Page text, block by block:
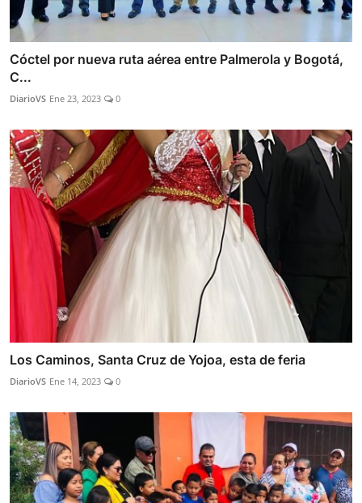
Cóctel por nueva ruta aérea entre Palmerola y Bogotá,
C...
DiarioVS Ene 23, 2023 0
Los Caminos, Santa Cruz de Yojoa, esta de feria
DiarioVS Ene 14, 2023 0